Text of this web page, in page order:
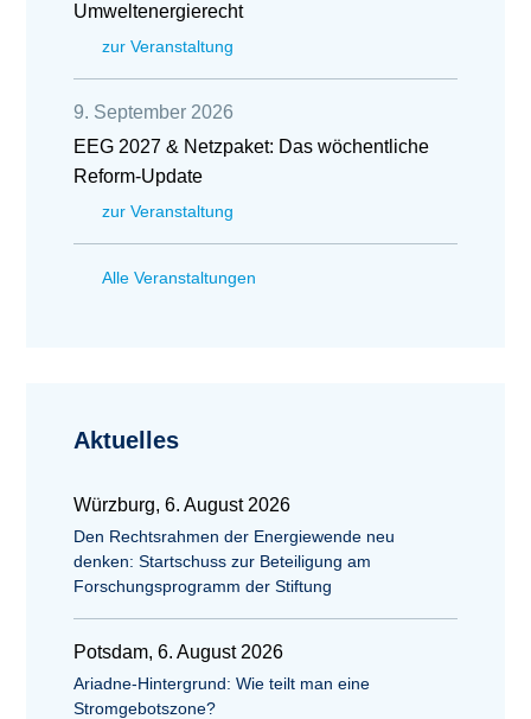
Umweltenergierecht
zur Veranstaltung
9. September 2026
EEG 2027 & Netzpaket: Das wöchentliche
Reform-Update
zur Veranstaltung
Alle Veranstaltungen
Aktuelles
Würzburg, 6. August 2026
Den Rechtsrahmen der Energiewende neu
denken: Startschuss zur Beteiligung am
Forschungsprogramm der Stiftung
Potsdam, 6. August 2026
Ariadne-Hintergrund: Wie teilt man eine
Stromgebotszone?